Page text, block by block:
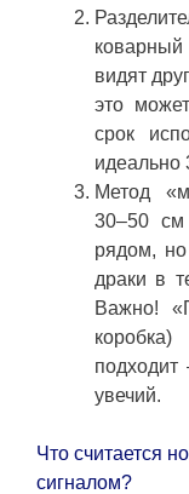
видят
это
срок
идеально
Метод
30–50 см
рядом,
драки в
Важно!
увечий.
Что считается
сигналом?